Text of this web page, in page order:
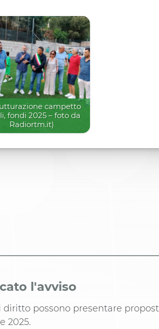
campetto
fondi 2025 – foto da
Radiortm.it)
l'avviso
diritto possono presentare
2025.